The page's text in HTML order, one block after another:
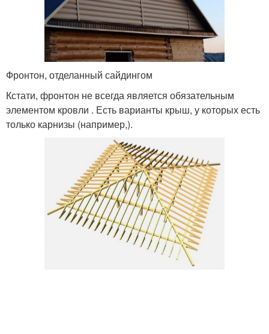
Фронтон, отделанный сайдингом
Кстати, фронтон не всегда является обязательным
элементом кровли . Есть варианты крыш, у которых есть
только карнизы (например,).